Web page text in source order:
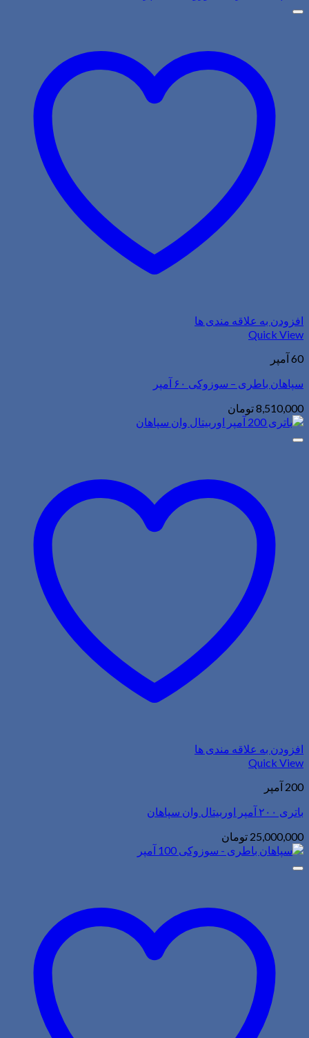
افزودن به علاقه مندی ها
Quick View
60 آمپر
سپاهان باطری – سوزوکی ۶۰ آمپر
8,510,000تومان
افزودن به علاقه مندی ها
Quick View
200 آمپر
باتری ۲۰۰ آمپر اوربیتال وان سپاهان
25,000,000 تومان